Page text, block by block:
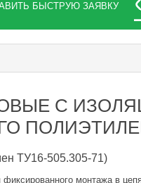
БЫСТРУЮ ЗАЯВКУ
С
ТУ16-505.305-71)
монтажа в